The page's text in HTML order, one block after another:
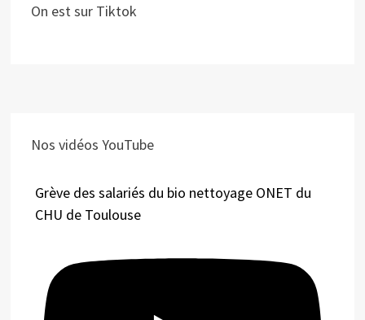
On est sur Tiktok
Nos vidéos YouTube
Grève des salariés du bio nettoyage ONET du
CHU de Toulouse